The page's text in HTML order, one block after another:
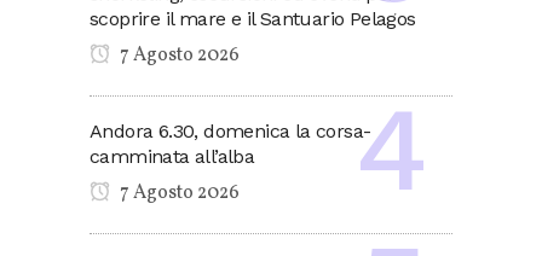
scoprire il mare e il Santuario Pelagos
7 Agosto 2026
Andora 6.30, domenica la corsa-
camminata all’alba
7 Agosto 2026